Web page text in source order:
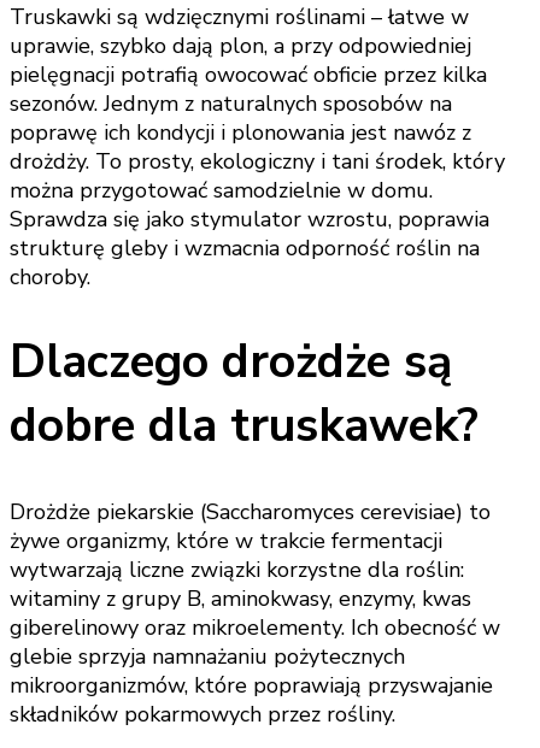
Truskawki są wdzięcznymi roślinami – łatwe w
uprawie, szybko dają plon, a przy odpowiedniej
pielęgnacji potrafią owocować obficie przez kilka
sezonów. Jednym z naturalnych sposobów na
poprawę ich kondycji i plonowania jest nawóz z
drożdży. To prosty, ekologiczny i tani środek, który
można przygotować samodzielnie w domu.
Sprawdza się jako stymulator wzrostu, poprawia
strukturę gleby i wzmacnia odporność roślin na
choroby.
Dlaczego drożdże są
dobre dla truskawek?
Drożdże piekarskie (Saccharomyces cerevisiae) to
żywe organizmy, które w trakcie fermentacji
wytwarzają liczne związki korzystne dla roślin:
witaminy z grupy B, aminokwasy, enzymy, kwas
giberelinowy oraz mikroelementy. Ich obecność w
glebie sprzyja namnażaniu pożytecznych
mikroorganizmów, które poprawiają przyswajanie
składników pokarmowych przez rośliny.